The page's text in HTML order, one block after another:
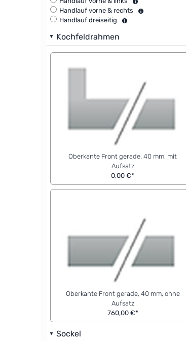
Handlauf vorne & rechts
Handlauf dreiseitig
Kochfeldrahmen
Oberkante Front gerade, 40 mm, mit
Aufsatz
0,00 €*
Oberkante Front gerade, 40 mm, ohne
Aufsatz
760,00 €*
Sockel